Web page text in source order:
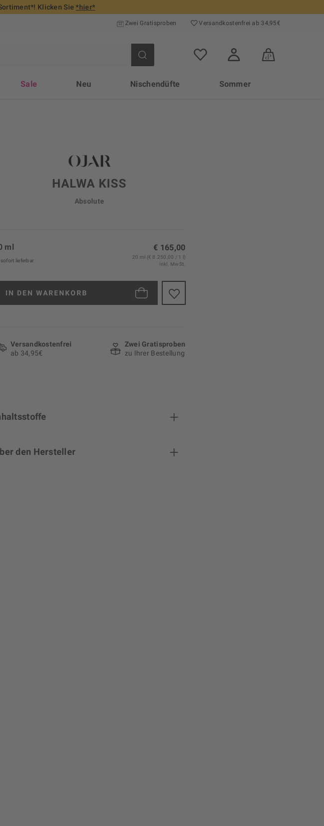
Klicken Sie*hier*
Zwei Gratisproben Versand­kosten­frei ab 34,95€
Sale Neu Nischendüfte Sommer
HALWA KISS
Absolute
€ 165,00
ml
sofort lieferbar
20 ml (€ 8.250,00 / 1 l)
inkl. MwSt.
IN DEN WARENKORB
Versand­kosten­frei
ab 34,95€
Zwei Gratisproben
zu Ihrer Bestellung
den Hersteller